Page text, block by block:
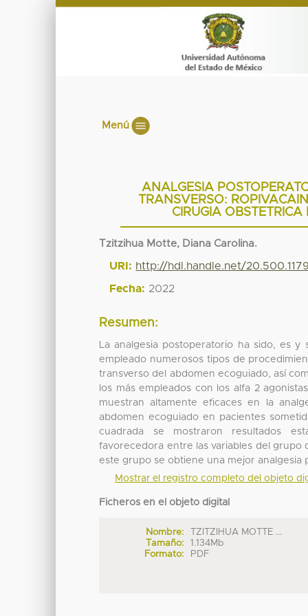
Menú
ANALGESIA
TRANSVERSO:
CIRUGIA
Tzitzihua Motte, Diana Carolina.
URI: http://hdl.handle.net/
Fecha: 2022
Resumen:
La analgesia postoperatorio ha sido, es
empleado numerosos tipos de
transverso del abdomen ecoguiado, así
los más empleados con los alfa 2
muestran altamente eficaces en la
abdomen ecoguiado en pacientes
cuadrada se mostraron resultados
favorecedora entre las variables del grupo
este grupo se obtiene una mejor analgesia
Mostrar el registro completo del objeto
Ficheros en el objeto digital
Nombre:
TZITZIHUA MOTTE ...
Tamaño:
1.134Mb
Formato:
PDF